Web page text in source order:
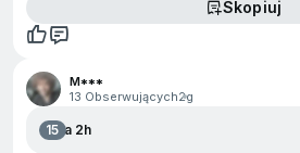
Skopiuj
M***
13 Obserwujących2g
15Za 2h